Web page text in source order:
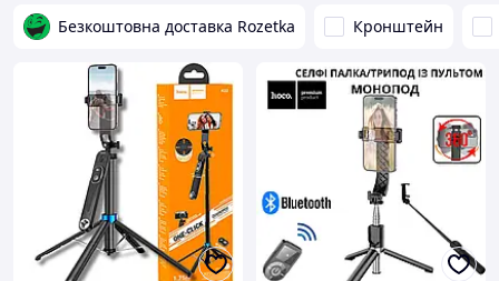
Безкоштовна доставка Rozetka Кронштейн